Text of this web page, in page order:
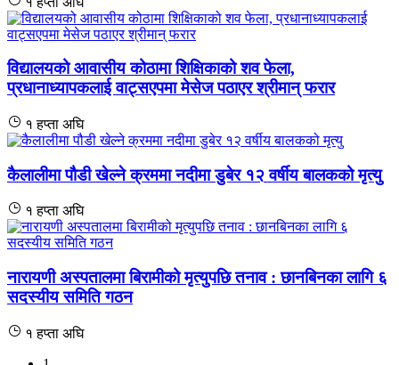
विद्यालयको आवासीय कोठामा शिक्षिकाको शव फेला,
प्रधानाध्यापकलाई वाट्सएपमा मेसेज पठाएर श्रीमान् फरार
१ हप्ता अघि
कैलालीमा पौडी खेल्ने क्रममा नदीमा डुबेर १२ वर्षीय बालकको मृत्यु
१ हप्ता अघि
नारायणी अस्पतालमा बिरामीको मृत्युपछि तनाव : छानबिनका लागि ६
सदस्यीय समिति गठन
१ हप्ता अघि